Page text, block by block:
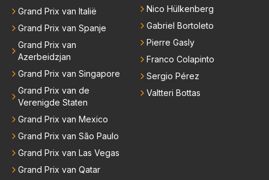
Grand Prix van Italië
Grand Prix van Spanje
Grand Prix van
Azerbeidzjan
Grand Prix van Singapore
Grand Prix van de
Verenigde Staten
Grand Prix van Mexico
Grand Prix van São Paulo
Grand Prix van Las Vegas
Grand Prix van Qatar
Nico Hülkenberg
Gabriel Bortoleto
Pierre Gasly
Franco Colapinto
Sergio Pérez
Valtteri Bottas